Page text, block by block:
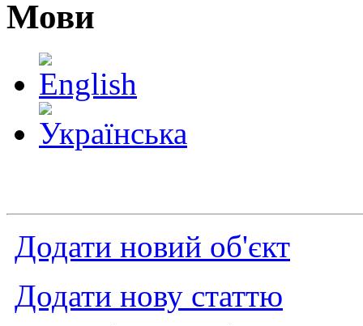
Мови
Додати новий об'єкт
Додати нову статтю